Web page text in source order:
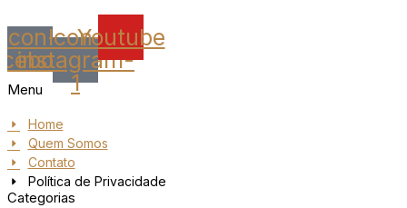
Icon-Icon-
instagram-
1
Youtube
Menu
Home
Quem Somos
Contato
Política de Privacidade
Categorias